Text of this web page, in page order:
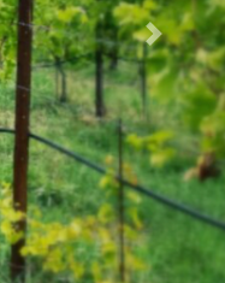
Avanti